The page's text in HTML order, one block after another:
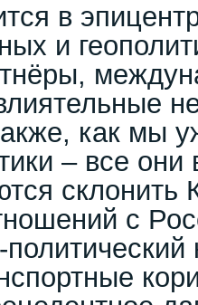
в
и
как мы
– все они
склонить
с